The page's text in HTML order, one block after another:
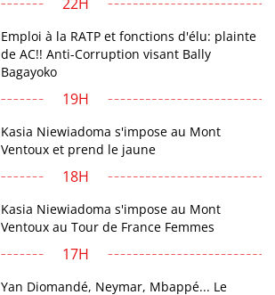
Emploi à la RATP et fonctions d'élu: plainte
de AC!! Anti-Corruption visant Bally
Bagayoko
19H
Kasia Niewiadoma s'impose au Mont
Ventoux et prend le jaune
18H
Kasia Niewiadoma s'impose au Mont
Ventoux au Tour de France Femmes
17H
Yan Diomandé, Neymar, Mbappé... Le